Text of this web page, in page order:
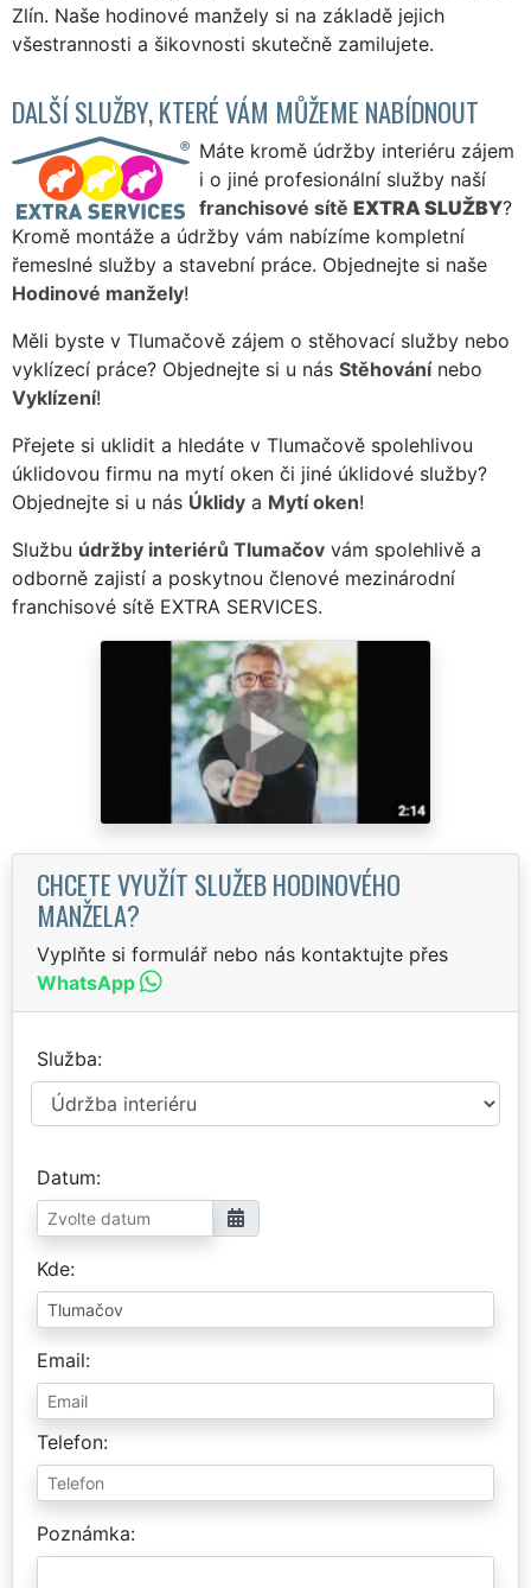
Zlín. Naše hodinové manžely si na základě jejich
všestrannosti a šikovnosti skutečně zamilujete.
DALŠÍ SLUŽBY, KTERÉ VÁM MŮŽEME NABÍDNOUT
Máte kromě údržby interiéru zájem
i o jiné profesionální služby naší
franchisové sítě EXTRA SLUŽBY?
Kromě montáže a údržby vám nabízíme kompletní
řemeslné služby a stavební práce. Objednejte si naše
Hodinové manžely!
Měli byste v Tlumačově zájem o stěhovací služby nebo
vyklízecí práce? Objednejte si u nás Stěhovánínebo
Vyklízení!
Přejete si uklidit a hledáte v Tlumačově spolehlivou
úklidovou firmu na mytí oken či jiné úklidové služby?
Objednejte si u nás Úklidy a Mytí oken!
Službu údržby interiérů Tlumačov vám spolehlivě a
odborně zajistí a poskytnou členové mezinárodní
franchisové sítě EXTRA SERVICES.
CHCETE VYUŽÍT SLUŽEB HODINOVÉHO
MANŽELA?
Vyplňte si formulář nebo nás kontaktujte přes
WhatsApp
Služba
Datum
Kde
Email
Telefon
Poznámka